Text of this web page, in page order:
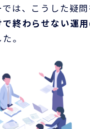
は、こうした疑
で終わらせない運
。